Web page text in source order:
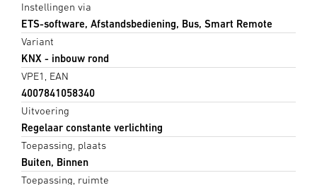
Instellingen via
ETS-software, Afstandsbediening, Bus, Smart Remote
Variant
KNX - inbouw rond
VPE1, EAN
4007841058340
Uitvoering
Regelaar constante verlichting
Toepassing, plaats
Buiten, Binnen
Toepassing, ruimte